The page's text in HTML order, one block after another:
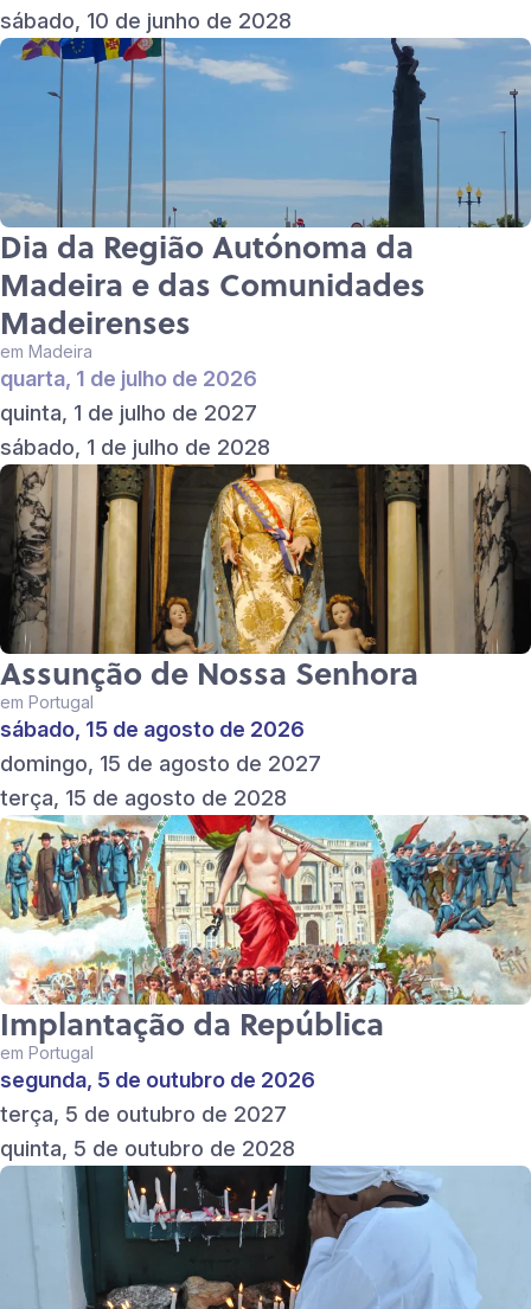
sábado, 10 de junho de 2028
Dia da Região Autónoma da
Madeira e das Comunidades
Madeirenses
em Madeira
quarta, 1 de julho de 2026
quinta, 1 de julho de 2027
sábado, 1 de julho de 2028
Assunção de Nossa Senhora
em Portugal
sábado, 15 de agosto de 2026
domingo, 15 de agosto de 2027
terça, 15 de agosto de 2028
Implantação da República
em Portugal
segunda, 5 de outubro de 2026
terça, 5 de outubro de 2027
quinta, 5 de outubro de 2028